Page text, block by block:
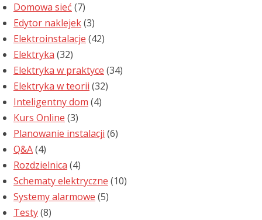
Domowa sieć (7)
Edytor naklejek(3)
Elektroinstalacje (42)
Elektryka (32)
Elektryka w praktyce (34)
Elektryka w teorii (32)
Inteligentny dom (4)
Kurs Online (3)
Planowanie instalacji (6)
Q&A(4)
Rozdzielnica (4)
Schematy elektryczne (10)
Systemy alarmowe (5)
Testy(8)